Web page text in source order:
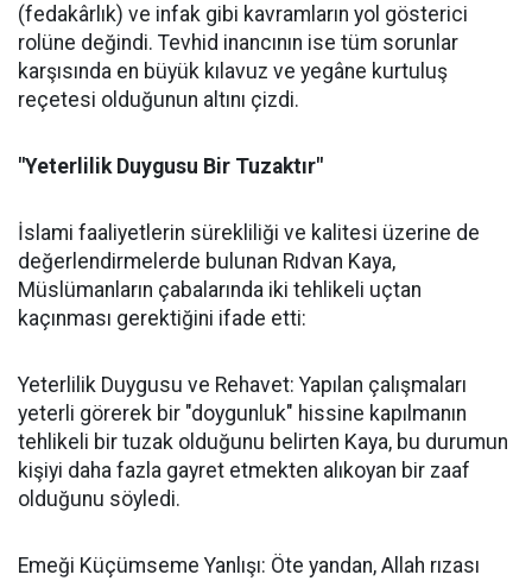
(fedakârlık) ve infak gibi kavramların yol gösterici
rolüne değindi. Tevhid inancının ise tüm sorunlar
karşısında en büyük kılavuz ve yegâne kurtuluş
reçetesi olduğunun altını çizdi.
"Yeterlilik Duygusu Bir Tuzaktır"
İslami faaliyetlerin sürekliliği ve kalitesi üzerine de
değerlendirmelerde bulunan Rıdvan Kaya,
Müslümanların çabalarında iki tehlikeli uçtan
kaçınması gerektiğini ifade etti:
Yeterlilik Duygusu ve Rehavet: Yapılan çalışmaları
yeterli görerek bir "doygunluk" hissine kapılmanın
tehlikeli bir tuzak olduğunu belirten Kaya, bu durumun
kişiyi daha fazla gayret etmekten alıkoyan bir zaaf
olduğunu söyledi.
Emeği Küçümseme Yanlışı: Öte yandan, Allah rızası